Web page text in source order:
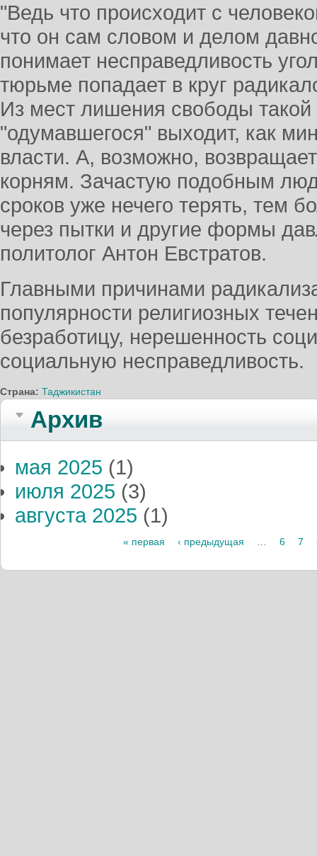
"Ведь что происходит с
что он сам словом и делом
понимает несправедливость
тюрьме попадает в круг
Из мест лишения свободы такой
"одумавшегося" выходит, как
власти. А, возможно,
корням. Зачастую подобным
сроков уже нечего терять, тем
через пытки и другие формы
политолог Антон Евстратов.
Главными причинами
популярности религиозных
безработицу, нерешенность
социальную несправедливость.
Страна: Таджикистан
Архив
мая 2025 (1)
июля 2025 (3)
августа 2025 (1)
« первая ‹ предыдущая 6 7